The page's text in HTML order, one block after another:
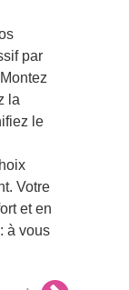
par
la
le
Votre
et en
à vous